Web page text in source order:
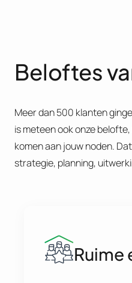
Beloftes
Meer dan 500 klanten
is meteen ook onze
komen aan jouw noden.
strategie, planning,
Ruime